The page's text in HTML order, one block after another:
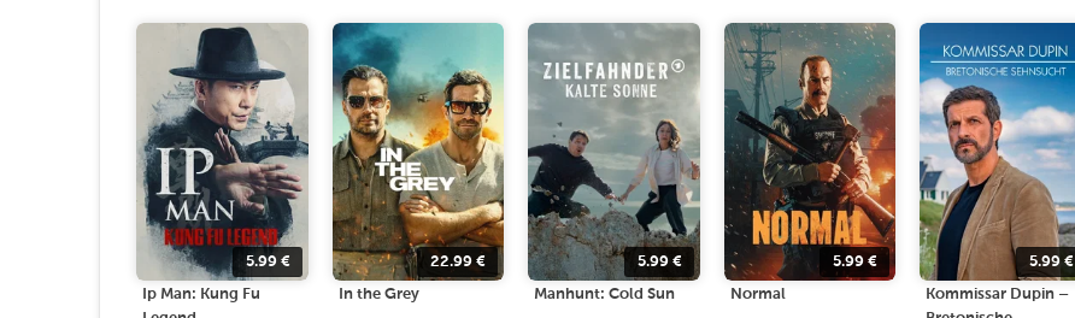
5.99€
Ip Man: Kung Fu
22.99 €
In the Grey
5.99€
Manhunt: Cold Sun
5.99 €
Normal
5.99€
Kommissar Dupin –